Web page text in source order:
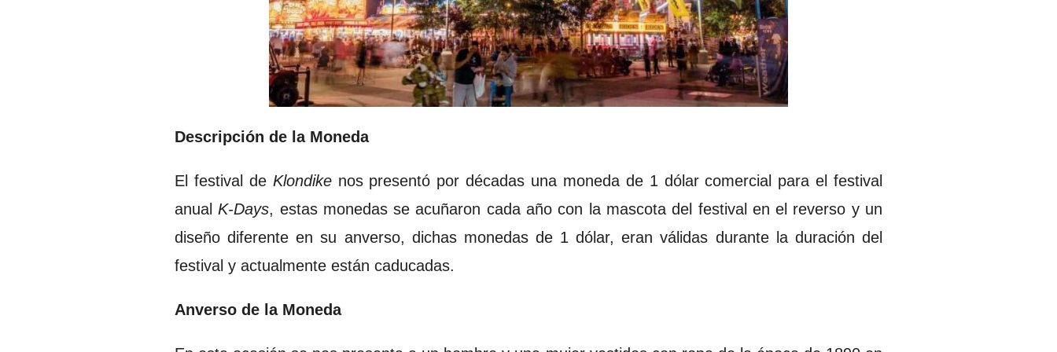
Descripción de la Moneda
El festival de Klondikenos presentó por décadas una moneda de 1 dólar comercial para el festival
anualK-Days, estas monedas se acuñaron cada año con la mascota del festival en el reverso y un
diseño diferente en su anverso, dichas monedas de 1 dólar, eran válidas durante la duración del
festival y actualmente están caducadas.
Anverso de la Moneda